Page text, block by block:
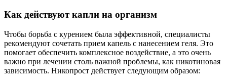
Как действуют капли на организм
Чтобы борьба с курением была эффективной, специалисты
рекомендуют сочетать прием капель с нанесением геля. Это
помогает обеспечить комплексное воздействие, а это очень
важно при лечении столь важной проблемы, как никотиновая
зависимость. Никопрост действует следующим образом: